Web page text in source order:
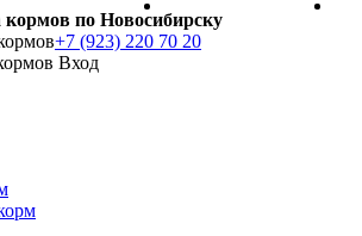
кормов по Новосибирску
+7 (923) 220 70 20